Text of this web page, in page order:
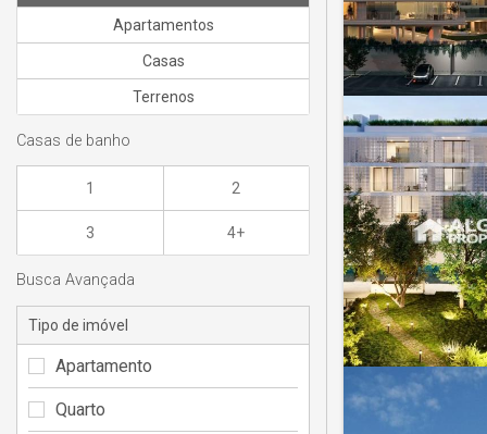
Apartamentos
Casas
Terrenos
Casas de banho
1 2
3 4+
Busca Avançada
Tipo de imóvel
Apartamento
Quarto